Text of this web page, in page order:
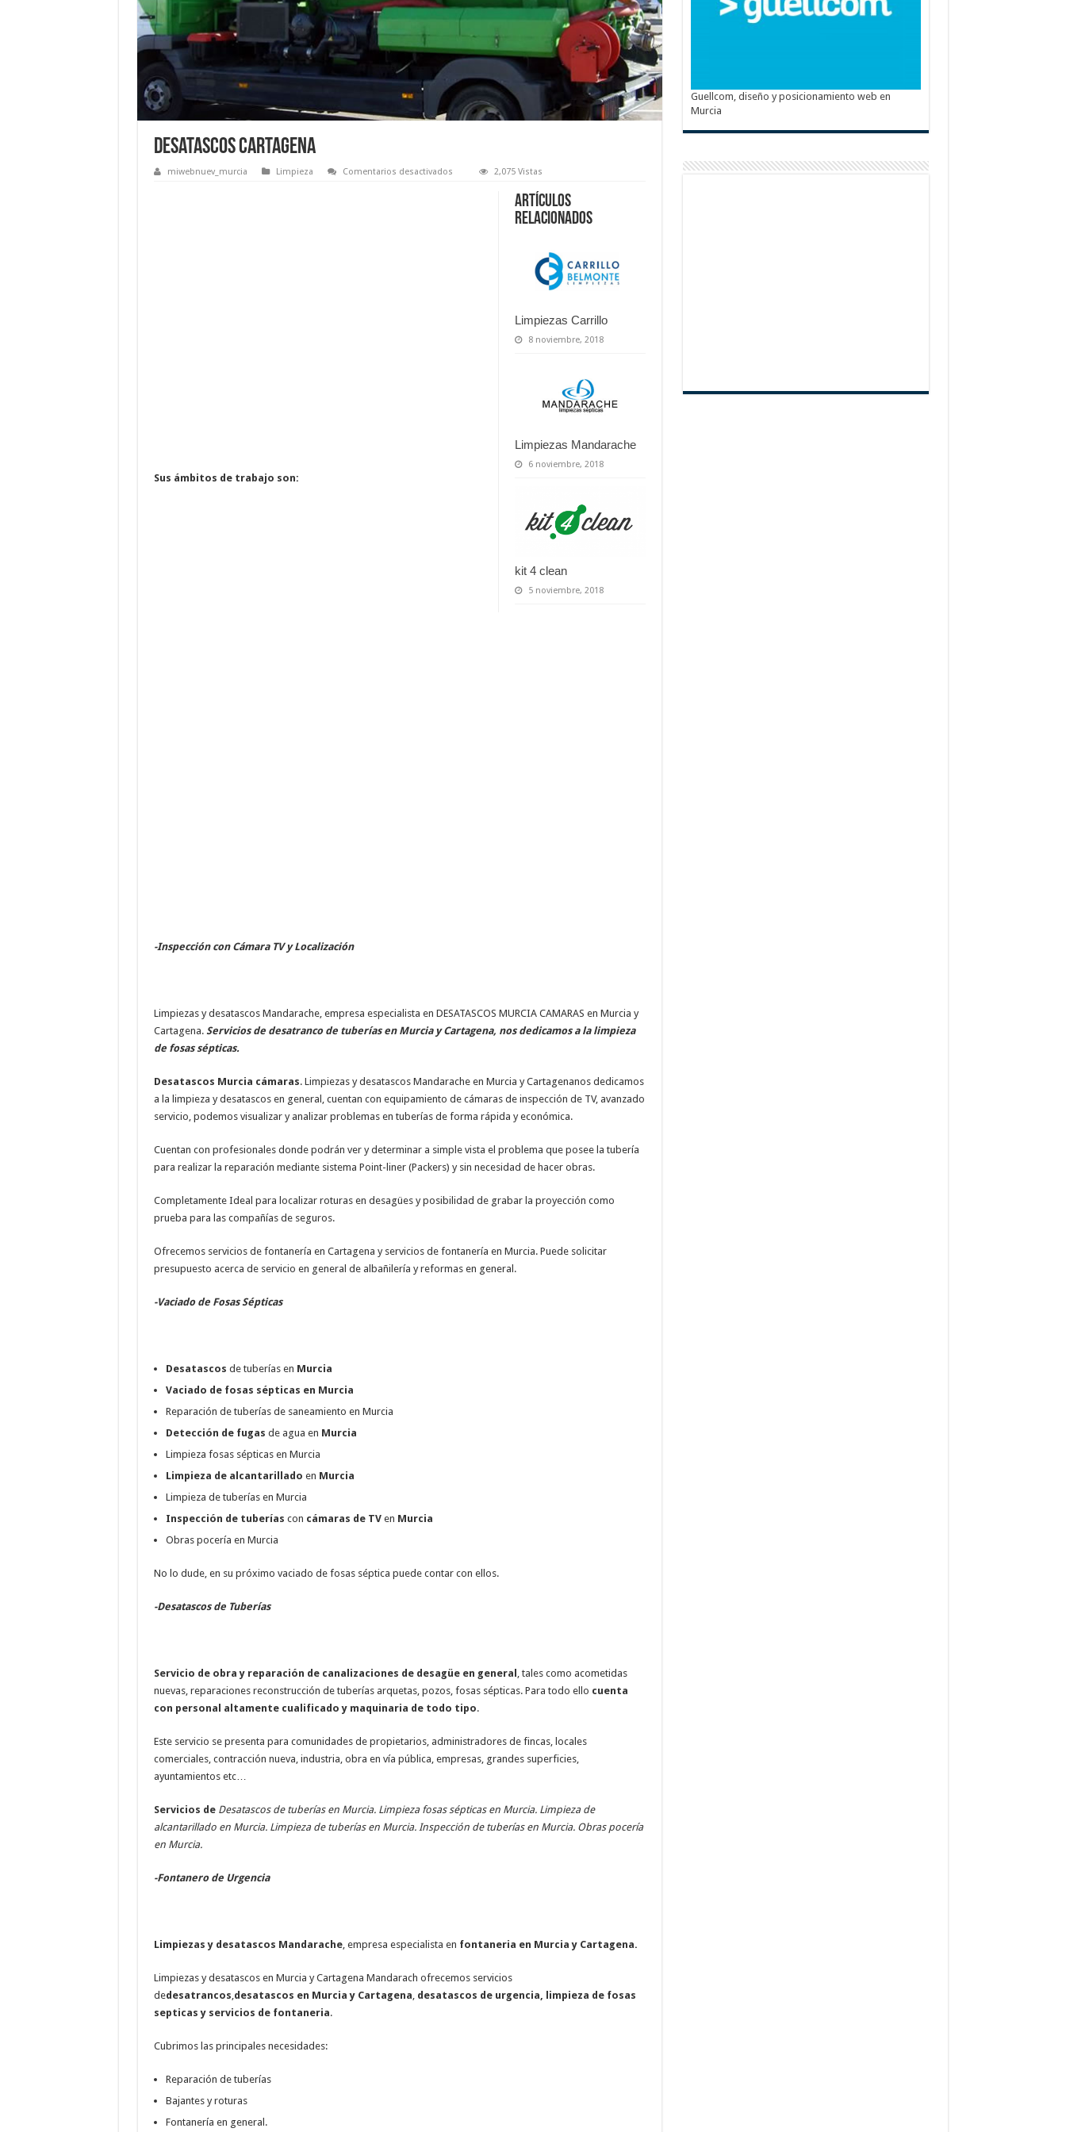
Desatascos Cartagena
miwebnuev_murcia Limpieza Comentarios desactivadosen
2,075 Vistas
Artículos
relacionados
Limpiezas Carrillo
8 noviembre, 2018
Limpiezas Mandarache
6 noviembre, 2018
kit 4 clean
5 noviembre, 2018
Sus ámbitos de trabajo son:
-Inspección con Cámara TV y Localización
Limpiezas y desatascos Mandarache, empresa especialista en DESATASCOS MURCIA CAMARAS en Murcia y
Cartagena. Servicios de desatranco de tuberías en Murcia y Cartagena, nos dedicamos a la limpieza
de fosas sépticas.
Desatascos Murcia cámaras. Limpiezas y desatascos Mandarache en Murcia y Cartagenanos dedicamos
a la limpieza y desatascos en general, cuentan con equipamiento de cámaras de inspección de TV, avanzado
servicio, podemos visualizar y analizar problemas en tuberías de forma rápida y económica.
Cuentan con profesionales donde podrán ver y determinar a simple vista el problema que posee la tubería
para realizar la reparación mediante sistema Point-liner (Packers) y sin necesidad de hacer obras.
Completamente Ideal para localizar roturas en desagües y posibilidad de grabar la proyección como
prueba para las compañías de seguros.
Ofrecemos servicios de fontanería en Cartagena y servicios de fontanería en Murcia. Puede solicitar
presupuesto acerca de servicio en general de albañilería y reformas en general.
-Vaciado de Fosas Sépticas
Desatascos de tuberías en Murcia
Vaciado de fosas sépticas en Murcia
Reparación de tuberías de saneamiento en Murcia
Detección de fugas de agua en Murcia
Limpieza fosas sépticas en Murcia
Limpieza de alcantarillado en Murcia
Limpieza de tuberías en Murcia
Inspección de tuberías con cámaras de TVen Murcia
Obras pocería en Murcia
No lo dude, en su próximo vaciado de fosas séptica puede contar con ellos.
-Desatascos de Tuberías
Servicio de obra y reparación de canalizaciones de desagüe en general , tales como acometidas
nuevas, reparaciones reconstrucción de tuberías arquetas, pozos, fosas sépticas. Para todo ello cuenta
con personal altamente cualificado y maquinaria de todo tipo.
Este servicio se presenta para comunidades de propietarios, administradores de fincas, locales
comerciales, contracción nueva, industria, obra en vía pública, empresas, grandes superficies,
ayuntamientos etc…
Servicios de Desatascos de tuberías en Murcia. Limpieza fosas sépticas en Murcia. Limpieza de
alcantarillado en Murcia. Limpieza de tuberías en Murcia. Inspección de tuberías en Murcia. Obras pocería
en Murcia.
-Fontanero de Urgencia
Limpiezas y desatascos Mandarache, empresa especialista en fontaneria en Murcia y Cartagena.
Limpiezas y desatascos en Murcia y Cartagena Mandarach ofrecemos servicios
dedesatrancos,desatascos en Murcia y Cartagena,desatascos de urgencia, limpieza de fosas
septicas y servicios de fontaneria.
Cubrimos las principales necesidades:
Reparación de tuberías
Bajantes y roturas
Fontanería en general.
Guellcom, diseño y posicionamiento web en
Murcia